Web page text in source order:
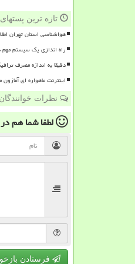
تازه ترین
هواشناسی استان تهران
راه اندازی یک سیستم مهم
دقیقا به اندازه مصرف
اینترنت ماهواره ای
نظرات
لطفا شما هم
فرستادن